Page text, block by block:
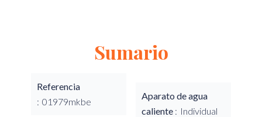
Sumario
Referencia
01979mkbe
Aparato de agua
caliente
Individual